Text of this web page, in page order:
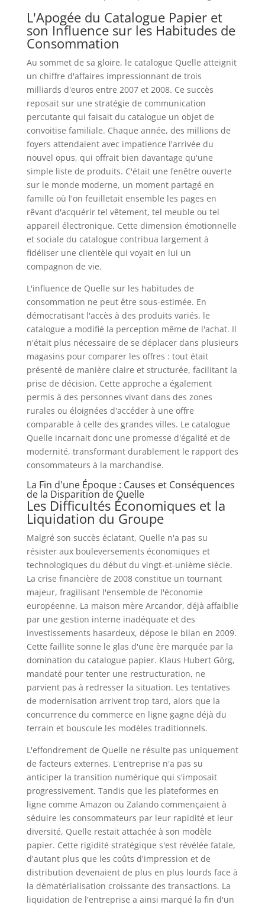
L'Apogée du Catalogue Papier et
son Influence sur les Habitudes de
Consommation
Au sommet de sa gloire, le catalogue Quelle atteignit
un chiffre d'affaires impressionnant de trois
milliards d'euros entre 2007 et 2008. Ce succès
reposait sur une stratégie de communication
percutante qui faisait du catalogue un objet de
convoitise familiale. Chaque année, des millions de
foyers attendaient avec impatience l'arrivée du
nouvel opus, qui offrait bien davantage qu'une
simple liste de produits. C'était une fenêtre ouverte
sur le monde moderne, un moment partagé en
famille où l'on feuilletait ensemble les pages en
rêvant d'acquérir tel vêtement, tel meuble ou tel
appareil électronique. Cette dimension émotionnelle
et sociale du catalogue contribua largement à
fidéliser une clientèle qui voyait en lui un
compagnon de vie.
L'influence de Quelle sur les habitudes de
consommation ne peut être sous-estimée. En
démocratisant l'accès à des produits variés, le
catalogue a modifié la perception même de l'achat. Il
n'était plus nécessaire de se déplacer dans plusieurs
magasins pour comparer les offres : tout était
présenté de manière claire et structurée, facilitant la
prise de décision. Cette approche a également
permis à des personnes vivant dans des zones
rurales ou éloignées d'accéder à une offre
comparable à celle des grandes villes. Le catalogue
Quelle incarnait donc une promesse d'égalité et de
modernité, transformant durablement le rapport des
consommateurs à la marchandise.
La Fin d'une Époque : Causes et Conséquences
de la Disparition de Quelle
Les Difficultés Économiques et la
Liquidation du Groupe
Malgré son succès éclatant, Quelle n'a pas su
résister aux bouleversements économiques et
technologiques du début du vingt-et-unième siècle.
La crise financière de 2008 constitue un tournant
majeur, fragilisant l'ensemble de l'économie
européenne. La maison mère Arcandor, déjà affaiblie
par une gestion interne inadéquate et des
investissements hasardeux, dépose le bilan en 2009.
Cette faillite sonne le glas d'une ère marquée par la
domination du catalogue papier. Klaus Hubert Görg,
mandaté pour tenter une restructuration, ne
parvient pas à redresser la situation. Les tentatives
de modernisation arrivent trop tard, alors que la
concurrence du commerce en ligne gagne déjà du
terrain et bouscule les modèles traditionnels.
L'effondrement de Quelle ne résulte pas uniquement
de facteurs externes. L'entreprise n'a pas su
anticiper la transition numérique qui s'imposait
progressivement. Tandis que les plateformes en
ligne comme Amazon ou Zalando commençaient à
séduire les consommateurs par leur rapidité et leur
diversité, Quelle restait attachée à son modèle
papier. Cette rigidité stratégique s'est révélée fatale,
d'autant plus que les coûts d'impression et de
distribution devenaient de plus en plus lourds face à
la dématérialisation croissante des transactions. La
liquidation de l'entreprise a ainsi marqué la fin d'un